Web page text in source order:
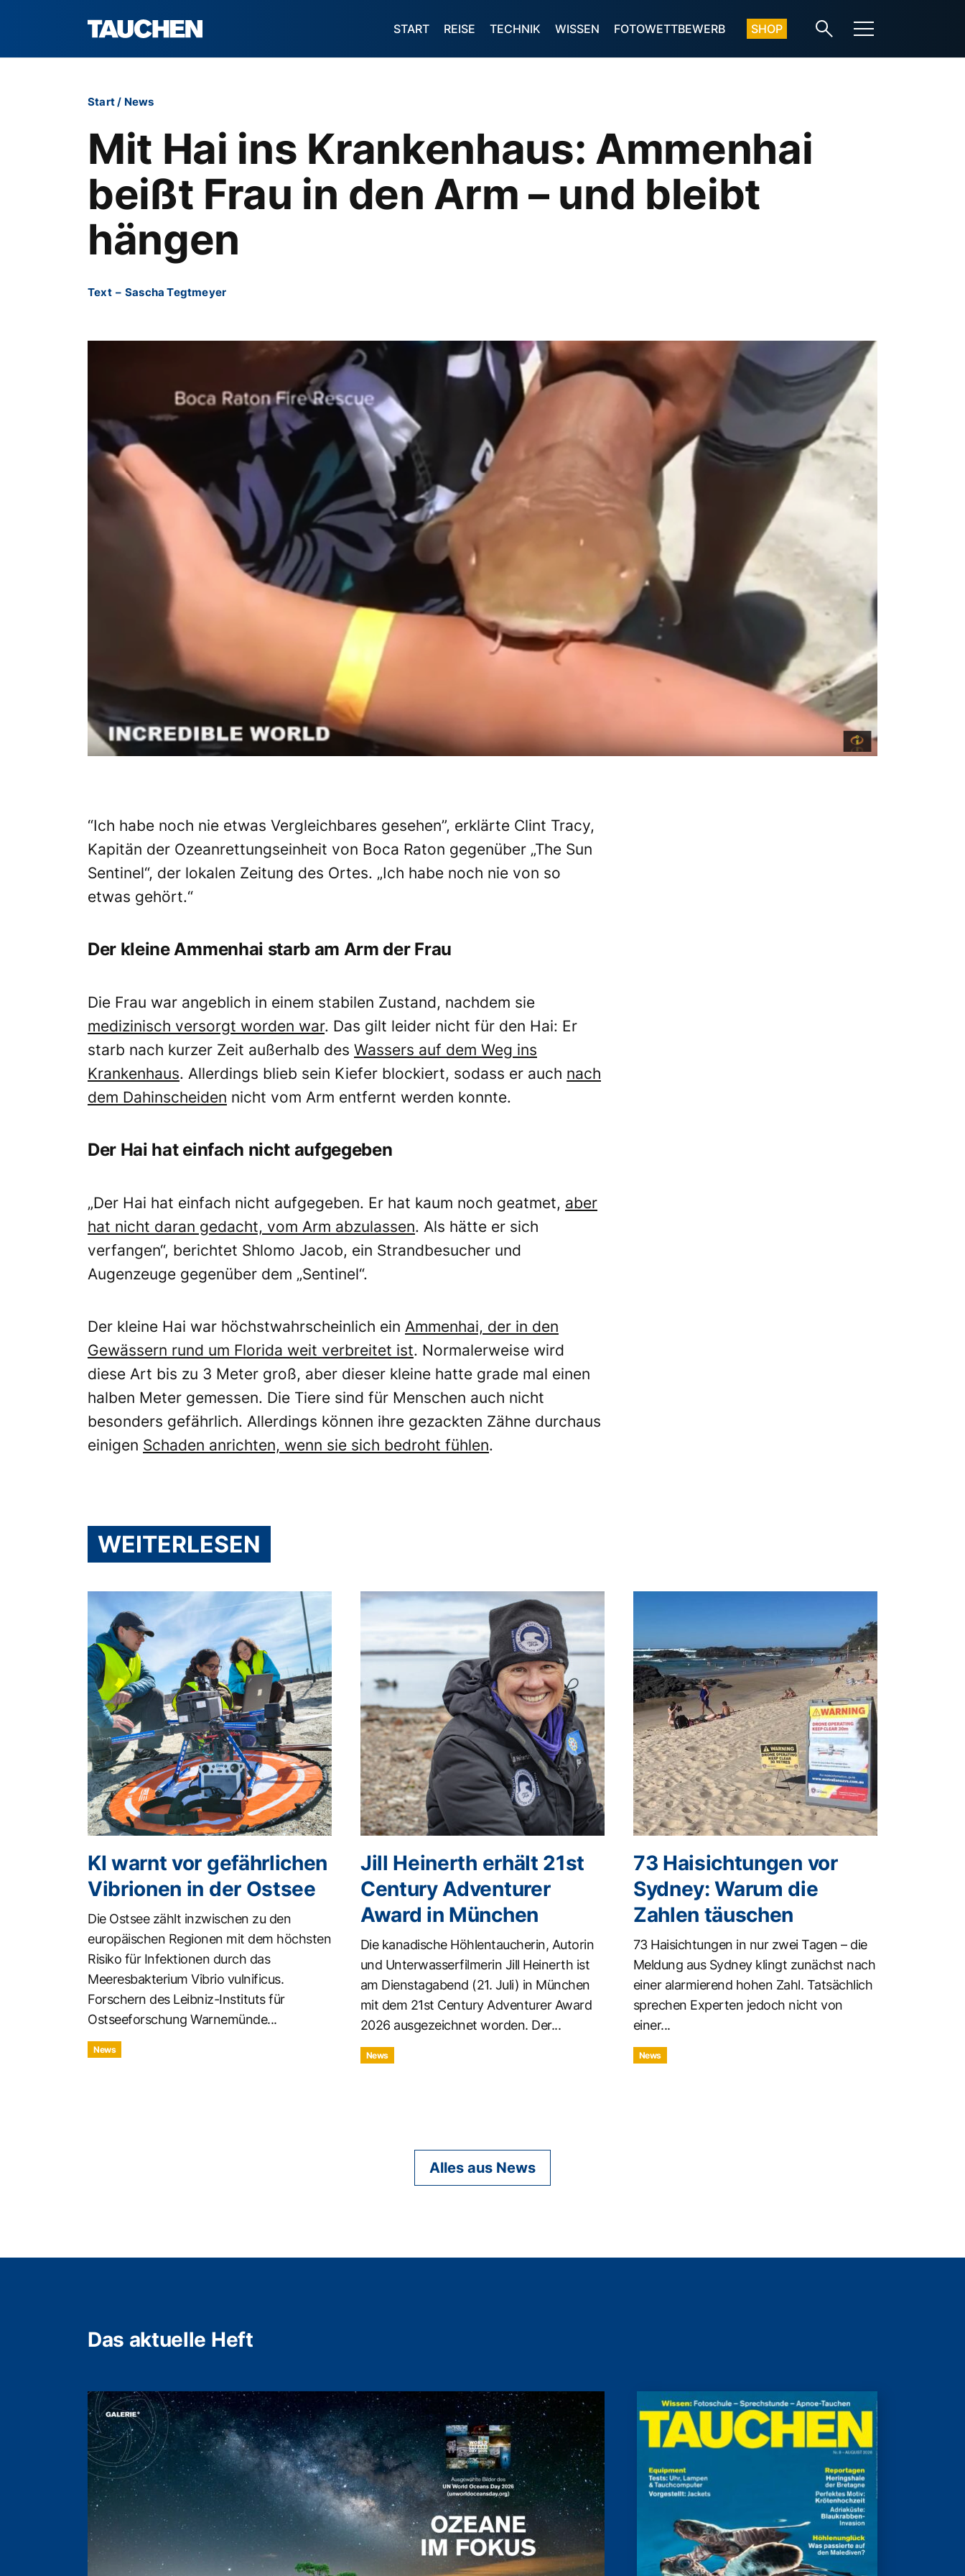
START REISE TECHNIK WISSEN FOTOWETTBEWERB SHOP
Start/ News
Mit Hai ins Krankenhaus: Ammenhai
beißt Frau in den Arm – und bleibt
hängen
Text – Sascha Tegtmeyer
“Ich habe noch nie etwas Vergleichbares gesehen”, erklärte Clint Tracy,
Kapitän der Ozeanrettungseinheit von Boca Raton gegenüber „The Sun
Sentinel“, der lokalen Zeitung des Ortes. „Ich habe noch nie von so
etwas gehört.“
Der kleine Ammenhai starb am Arm der Frau
Die Frau war angeblich in einem stabilen Zustand, nachdem sie
medizinisch versorgt worden war. Das gilt leider nicht für den Hai: Er
starb nach kurzer Zeit außerhalb des Wassers auf dem Weg ins
Krankenhaus. Allerdings blieb sein Kiefer blockiert, sodass er auch nach
dem Dahinscheiden nicht vom Arm entfernt werden konnte.
Der Hai hat einfach nicht aufgegeben
„Der Hai hat einfach nicht aufgegeben. Er hat kaum noch geatmet, aber
hat nicht daran gedacht, vom Arm abzulassen. Als hätte er sich
verfangen“, berichtet Shlomo Jacob, ein Strandbesucher und
Augenzeuge gegenüber dem „Sentinel“.
Der kleine Hai war höchstwahrscheinlich ein Ammenhai, der in den
Gewässern rund um Florida weit verbreitet ist. Normalerweise wird
diese Art bis zu 3 Meter groß, aber dieser kleine hatte grade mal einen
halben Meter gemessen. Die Tiere sind für Menschen auch nicht
besonders gefährlich. Allerdings können ihre gezackten Zähne durchaus
einigen Schaden anrichten, wenn sie sich bedroht fühlen.
WEITERLESEN
KI warnt vor gefährlichen
Vibrionen in der Ostsee
Die Ostsee zählt inzwischen zu den
europäischen Regionen mit dem höchsten
Risiko für Infektionen durch das
Meeresbakterium Vibrio vulnificus.
Forschern des Leibniz-Instituts für
Ostseeforschung Warnemünde...
News
Jill Heinerth erhält 21st
Century Adventurer
Award in München
Die kanadische Höhlentaucherin, Autorin
und Unterwasserfilmerin Jill Heinerth ist
am Dienstagabend (21. Juli) in München
mit dem 21st Century Adventurer Award
2026 ausgezeichnet worden. Der...
News
73 Haisichtungen vor
Sydney: Warum die
Zahlen täuschen
73 Haisichtungen in nur zwei Tagen – die
Meldung aus Sydney klingt zunächst nach
einer alarmierend hohen Zahl. Tatsächlich
sprechen Experten jedoch nicht von
einer...
News
Alles aus News
Das aktuelle Heft